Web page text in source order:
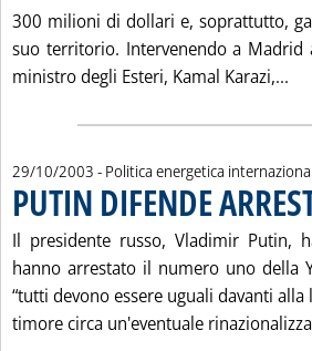
300 milioni di dollari e, soprattutto,
suo territorio. Intervenendo a
ministro degli Esteri, Kamal Karazi,...
29/10/2003 - Politica energetica
PUTIN DIFENDE
Il presidente russo, Vladimir Putin,
hanno arrestato il numero uno della
“tutti devono essere uguali davanti
timore circa un'eventuale